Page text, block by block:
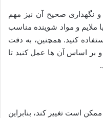
نگهداری صحیح آن نیز مهم
و مواد شوینده مناسب
کنید. همچنین، به دقت
بر اساس آن‌ ها عمل کنید تا
است تغییر کند، بنابراین